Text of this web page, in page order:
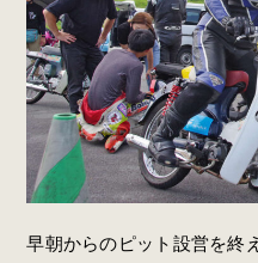
早朝からのピット設営を終